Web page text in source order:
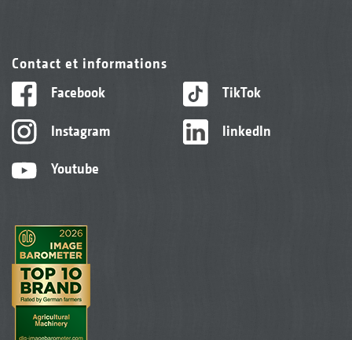
Contact et informations
Facebook
Instagram
Youtube
TikTok
linkedIn